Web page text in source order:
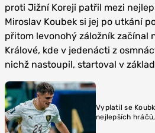
proti Jižní Koreji patřil mezi
Miroslav Koubek si jej po utkání
přitom levonohý záložník začínal
Králové, kde v jedenácti z
nichž nastoupil, startoval v
Vyplatil se
nejlepších